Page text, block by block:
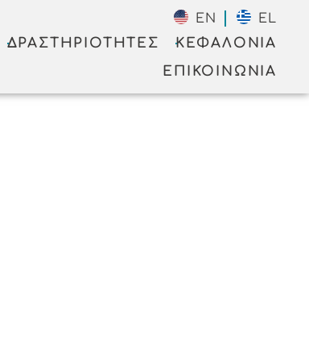
EN EL
ΔΡΑΣΤΗΡΙΌΤΗΤΕΣ
ΚΕΦΑΛΟΝΙΆ
ΕΠΙΚΟΙΝΩΝΊΑ